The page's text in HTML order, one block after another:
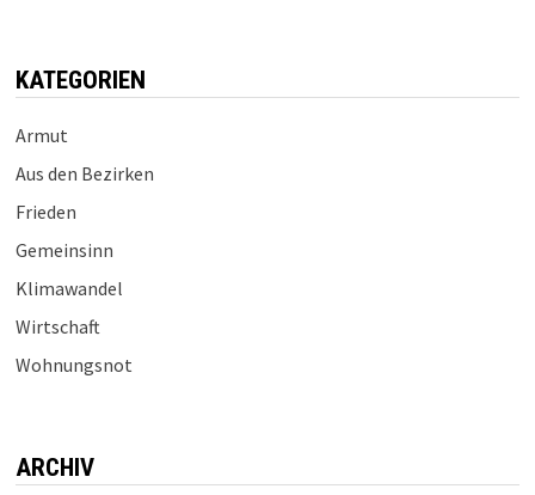
KATEGORIEN
Armut
Aus den Bezirken
Frieden
Gemeinsinn
Klimawandel
Wirtschaft
Wohnungsnot
ARCHIV